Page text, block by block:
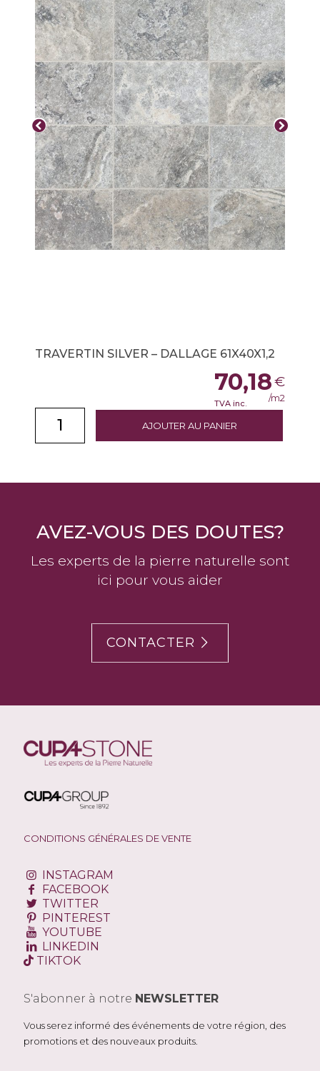
TRAVERTIN SILVER – DALLAGE 61X40X1,2
AJOUTER AU PANIER
70,18€
TVA inc. /m2
AVEZ-VOUS DES DOUTES?
Les experts de la pierre naturelle sont
ici pour vous aider
CONTACTER
CONDITIONS GÉNÉRALES DE VENTE
INSTAGRAM
FACEBOOK
TWITTER
PINTEREST
YOUTUBE
LINKEDIN
TIKTOK
S'abonner à notre NEWSLETTER
Vous serez informé des événements de votre région, des
promotions et des nouveaux produits.